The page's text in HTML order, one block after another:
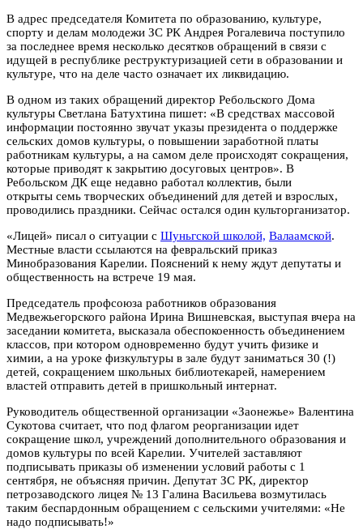
В адрес председателя Комитета по образованию, культуре,
спорту и делам молодежи ЗС РК Андрея Рогалевича поступило
за последнее время несколько десятков обращений в связи с
идущей в республике реструктуризацией сети в образовании и
культуре, что на деле часто означает их ликвидацию.
В одном из таких обращений директор Ребольского Дома
культуры Светлана Батухтина пишет: «В средствах массовой
информации постоянно звучат указы президента о поддержке
сельских домов культуры, о повышении заработной платы
работникам культуры, а на самом деле происходят сокращения,
которые приводят к закрытию досуговых центров». В
Ребольском ДК еще недавно работал коллектив, были
открыты семь творческих объединений для детей и взрослых,
проводились праздники. Сейчас остался один культорганизатор.
«Лицей» писал о ситуации с Шуньгской школой, Валаамской.
Местные власти ссылаются на февральский приказ
Минобразования Карелии. Пояснений к нему ждут депутаты и
общественность на встрече 19 мая.
Председатель профсоюза работников образования
Медвежьегорского района Ирина Вишневская, выступая вчера на
заседании комитета, высказала обеспокоенность объединением
классов, при котором одновременно будут учить физике и
химии, а на уроке физкультуры в зале будут заниматься 30 (!)
детей, сокращением школьных библиотекарей, намерением
властей отправить детей в пришкольный интернат.
Руководитель общественной организации «Заонежье» Валентина
Сукотова считает, что под флагом реорганизации идет
сокращение школ, учреждений дополнительного образования и
домов культуры по всей Карелии. Учителей заставляют
подписывать приказы об изменении условий работы с 1
сентября, не объясняя причин. Депутат ЗС РК, директор
петрозаводского лицея № 13 Галина Васильева возмутилась
таким беспардонным обращением с сельскими учителями: «Не
надо подписывать!»